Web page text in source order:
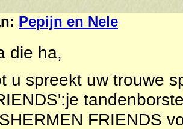
Pepijn en Nele
die ha,
u spreekt uw trouwe
FRIENDS